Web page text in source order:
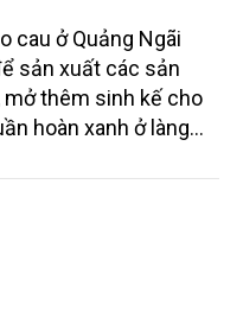
cau ở Quảng Ngãi
sản xuất các sản
thêm sinh kế cho
hoàn xanh ở làng
thị trường trong nước